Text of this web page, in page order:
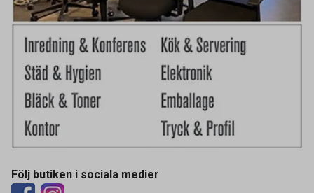
Följ butiken i sociala medier